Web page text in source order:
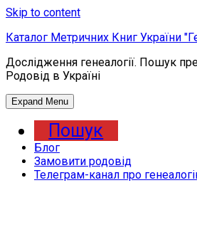
Skip to content
Каталог Метричних Книг України
Дослідження генеалогії. Пошук
Родовід в Україні
Expand Menu
Пошук
Блог
Замовити родовід
Телеграм-канал про